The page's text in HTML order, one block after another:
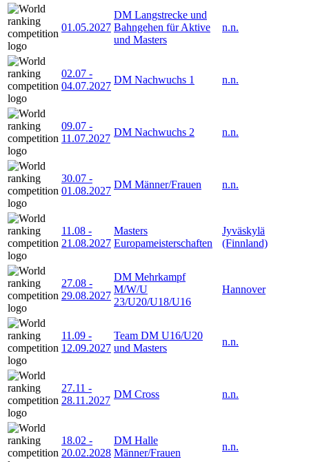
01.05.2027
DM Langstrecke und
Bahngehen für Aktive
und Masters
n.n.
02.07 -
04.07.2027
DM Nachwuchs 1 n.n.
09.07 -
11.07.2027
DM Nachwuchs 2 n.n.
30.07 -
01.08.2027
DM Männer/Frauen n.n.
11.08 -
21.08.2027
Masters
Europameisterschaften
Jyväskylä
(Finnland)
27.08 -
29.08.2027
DM Mehrkampf
M/W/U
23/U20/U18/U16
Hannover
11.09 -
12.09.2027
Team DM U16/U20
und Masters
n.n.
27.11 -
28.11.2027
DM Cross n.n.
18.02 -
20.02.2028
DM Halle
Männer/Frauen
n.n.